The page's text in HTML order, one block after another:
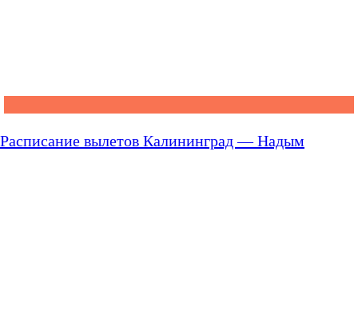
Расписание вылетов Калининград — Надым